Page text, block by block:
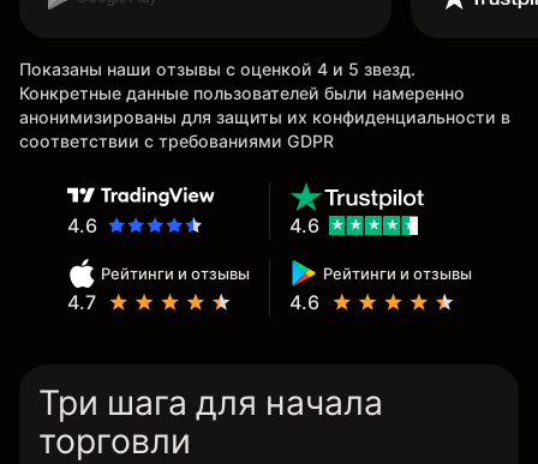
Показаны наши отзывы с оценкой 4 и 5 звезд.
Конкретные данные пользователей были намеренно
анонимизированы для защиты их конфиденциальности в
соответствии с требованиями GDPR
4.6
Рейтинги и отзывы
4.7
Рейтинги и отзывы
4.6
4.6
Три шага для начала
торговли